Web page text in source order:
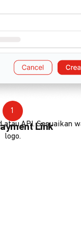
1
Link
atau API. Sesuaikan
logo.